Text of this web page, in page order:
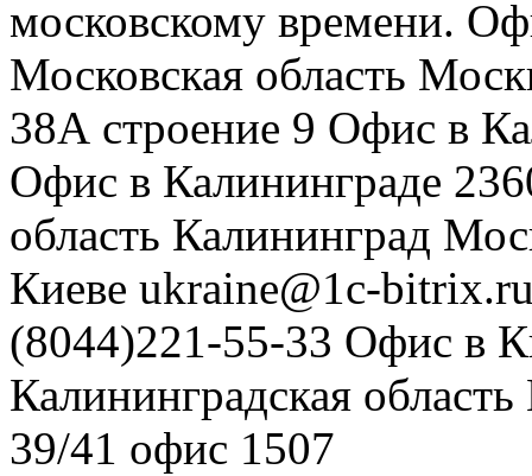
московскому времени.
Московская область
38А строение 9 Офис в
Офис в Калининграде
область Калининград
Киеве ukraine@1c-
(8044)221-55-33 Офис в
Калининградская область
39/41 офис 1507